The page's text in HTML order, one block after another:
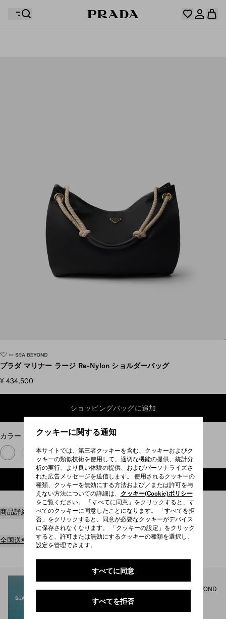
クッキーに関する通知
本サイトでは、第三者クッキーを含む、クッキーおよびク
ッキーの類似技術を使用して、適切な機能の提供、統計分
析の実行、より良い体験の提供、およびパーソナライズさ
れた広告メッセージを送信します。 使用されるクッキーの
種類、クッキーを無効にする方法および／または許可を与
えない方法についての詳細は、 クッキー(Cookie)ポリシー
をご覧ください。 「すべてに同意」をクリックすると、す
べてのクッキーに同意したことになります。 「すべてを拒
否」をクリックすると、同意が必要なクッキーがデバイス
に保存されなくなります。 「クッキーの設定」をクリック
すると、許可または無効にするクッキーの種類を選択し、
設定を管理できます。
すべてに同意
すべてを拒否
プラダ マリナー ラージ Re-Nylon ショルダーバッグ
¥ 434,500
ショッピングバッグに追加
カラー ブラック
ショッピングバッグに追加
商品詳細
全国送料無料
SEA BEYOND
プラダ Re-Nylon コレクションの収益の1%は、SEA BEYOND
の教育プログラムに充てられます。